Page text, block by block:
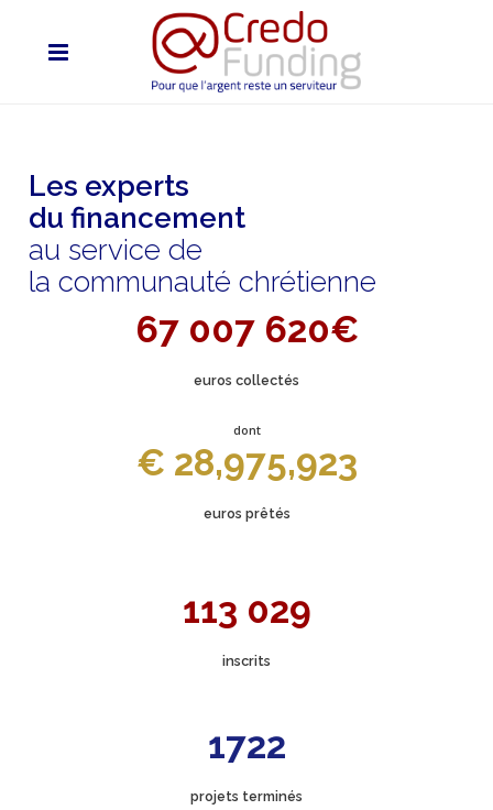
Les experts
du financement
au service de
la communauté chrétienne
67 007 620€
euros collectés
dont
€ 28,975,923
euros prêtés
113 029
inscrits
1722
projets terminés